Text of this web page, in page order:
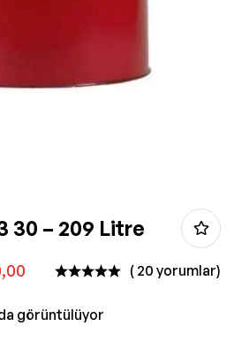
30 – 209 Litre
( 20 yorumlar)
görüntülüyor